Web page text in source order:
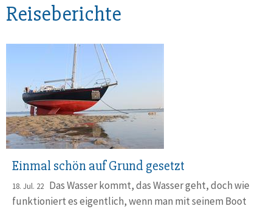
Reiseberichte
Einmal schön auf Grund gesetzt
18. Jul. 22 Das Wasser kommt, das Wasser geht, doch wie
funktioniert es ei­gentlich, wenn man mit seinem Boot